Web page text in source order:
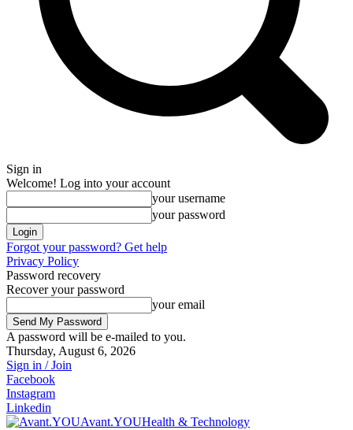
Sign in
Welcome! Log into your account
your username
your password
Forgot your password? Get help
Privacy Policy
Password recovery
Recover your password
your email
A password will be e-mailed to you.
Thursday, August 6, 2026
Sign in / Join
Facebook
Instagram
Linkedin
Avant.YOUHealth & Technology